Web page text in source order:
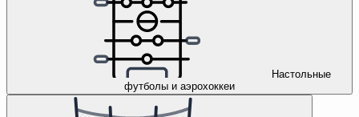
Настольные
футболы и аэрохоккеи